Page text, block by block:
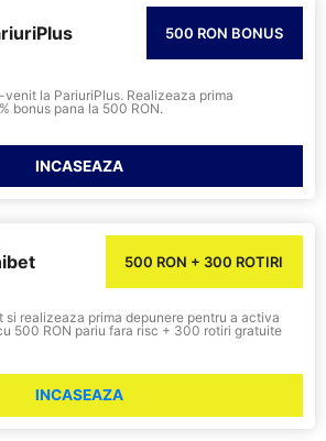
500 RON BONUS
la PariuriPlus. Realizeaza prima
bonus pana la 500 RON.
INCASEAZA
500 RON + 300 ROTIRI
si realizeaza prima depunere pentru a activa
500 RON pariu fara risc + 300 rotiri gratuite
INCASEAZA